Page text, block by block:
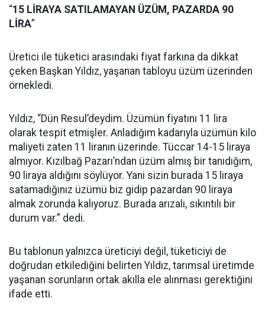
“15 LİRAYA SATILAMAYAN ÜZÜM, PAZARDA 90
LİRA”
Üretici ile tüketici arasındaki fiyat farkına da dikkat
çeken Başkan Yıldız, yaşanan tabloyu üzüm üzerinden
örnekledi.
Yıldız, “Dün Resul’deydim. Üzümün fiyatını 11 lira
olarak tespit etmişler. Anladığım kadarıyla üzümün kilo
maliyeti zaten 11 liranın üzerinde. Tüccar 14-15 liraya
almıyor. Kızılbağ Pazarı’ndan üzüm almış bir tanıdığım,
90 liraya aldığını söylüyor. Yani sizin burada 15 liraya
satamadığınız üzümü biz gidip pazardan 90 liraya
almak zorunda kalıyoruz. Burada arızalı, sıkıntılı bir
durum var.” dedi.
Bu tablonun yalnızca üreticiyi değil, tüketiciyi de
doğrudan etkilediğini belirten Yıldız, tarımsal üretimde
yaşanan sorunların ortak akılla ele alınması gerektiğini
ifade etti.